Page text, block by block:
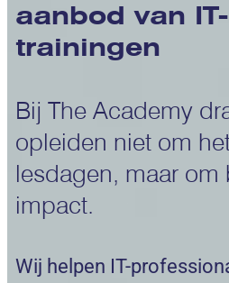
aanbod van IT-
trainingen
Bij The Academy
opleiden niet om
lesdagen, maar om
impact.
Wij helpen IT-